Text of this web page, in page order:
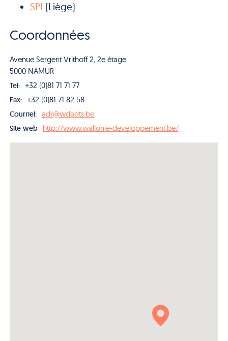
SPI (Liège)
Coordonnées
Avenue Sergent Vrithoff 2, 2e étage
5000 NAMUR
Tel: +32 (0)81 71 71 77
Fax: +32 (0)81 71 82 58
Courriel: adr@wdadts.be
Site web http://www.wallonie-developpement.be/